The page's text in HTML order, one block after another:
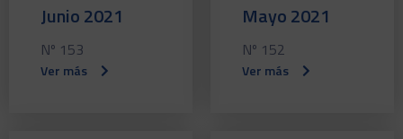
Junio 2021
Nº 153
Ver más
Mayo 2021
Nº 152
Ver más